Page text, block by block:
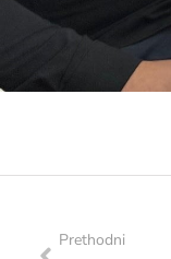
Prethodni